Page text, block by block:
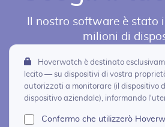
Accedere
Il nostro software è stato
milioni di
Hoverwatch è destinato
lecito — su dispositivi di vostra
autorizzati a monitorare (il dispositivo
dispositivo aziendale), informando
Confermo che utilizzerò